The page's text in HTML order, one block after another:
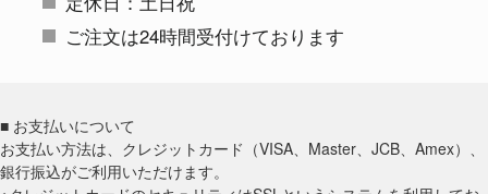
ご注文は24時間受付けております
■ お支払いについて
お支払い方法は、クレジットカード（VISA、Master、JCB、Amex）、
銀行振込がご利用いただけます。